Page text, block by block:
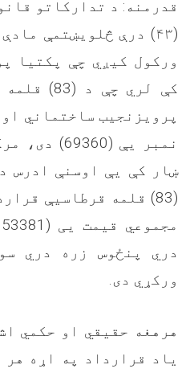
(۴۳) درې څلویښتمې
ورکول کیږي چې پکتیا
کې لري چې
پرویزنجیب ساختماني
نمبر یې
ښار کې یې اوسنې ادرس
(83) قلمه قرطاسیې
دري پنځوس زره دري
ورکړي دی.
هرهغه حقیقي او حکمي
یاد قرارداد په اړه